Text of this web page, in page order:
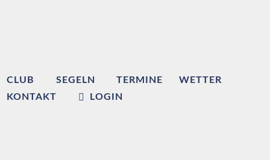
CLUB SEGELN TERMINE
WETTER
KONTAKT
LOGIN